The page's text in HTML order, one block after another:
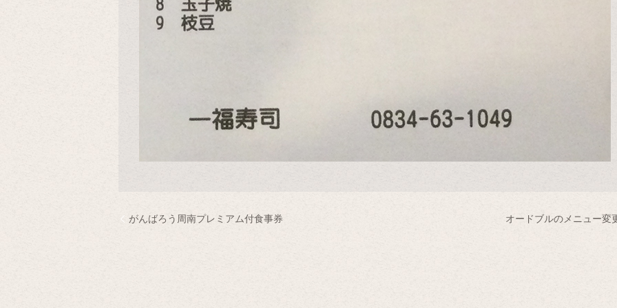
がんばろう周南プレミアム付食事券 オードブルのメニュー変